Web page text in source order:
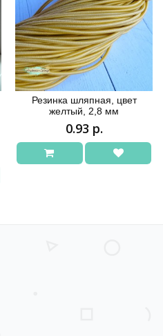
Резинка шляпная, цвет
желтый, 2,8 мм
0.93 р.